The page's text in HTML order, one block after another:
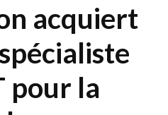
acquiert
pour la